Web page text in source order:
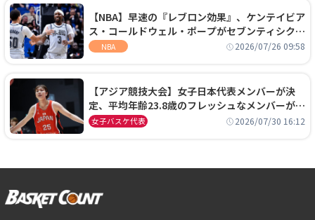
【NBA】早速の『レブロン効果』、ケンテイビア
ス・コールドウェル・ポープがセブンティシクサ
ーズに1年契約で加入
NBA 2026/07/26 09:58
【アジア競技大会】女子日本代表メンバーが決
定、平均年齢23.8歳のフレッシュなメンバーが日
本開催の大舞台で頂点を狙う
女子バスケ代表 2026/07/30 16:12